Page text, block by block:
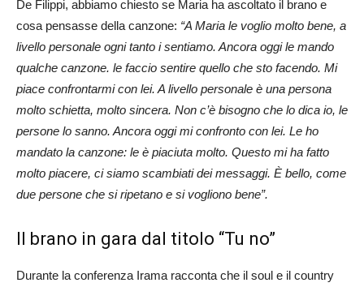
De Filippi, abbiamo chiesto se Maria ha ascoltato il brano e
cosa pensasse della canzone: “A Maria le voglio molto bene, a
livello personale ogni tanto i sentiamo. Ancora oggi le mando
qualche canzone. le faccio sentire quello che sto facendo. Mi
piace confrontarmi con lei. A livello personale è una persona
molto schietta, molto sincera. Non c’è bisogno che lo dica io, le
persone lo sanno. Ancora oggi mi confronto con lei. Le ho
mandato la canzone: le è piaciuta molto. Questo mi ha fatto
molto piacere, ci siamo scambiati dei messaggi. È bello, come
due persone che si ripetano e si vogliono bene”.
Il brano in gara dal titolo “Tu no”
Durante la conferenza Irama racconta che il soul e il country